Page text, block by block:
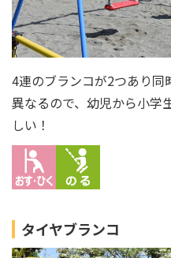
4連のブランコが2つあり同
異なるので、幼児から小学
しい！
タイヤブランコ